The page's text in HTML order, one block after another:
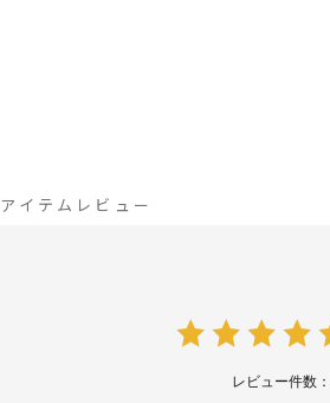
アイテムレビュー
レビュー件数：